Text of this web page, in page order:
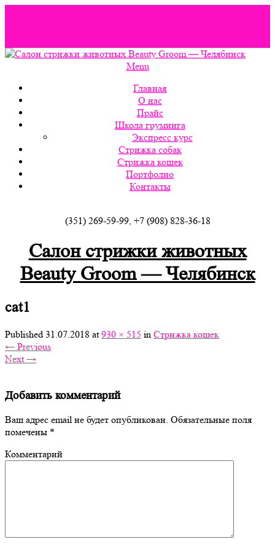
Menu
Главная
О нас
Прайс
Школа груминга
Экспресс курс
Стрижка собак
Стрижка кошек
Портфолио
Контакты
(351) 269-59-99, +7 (908) 828-36-18
Салон стрижки животных
Beauty Groom — Челябинск
cat1
Published 31.07.2018 at930 × 515 in Стрижка кошек
← Previous
Next→
Добавить комментарий
Ваш адрес email не будет опубликован. Обязательные поля
помечены *
Комментарий